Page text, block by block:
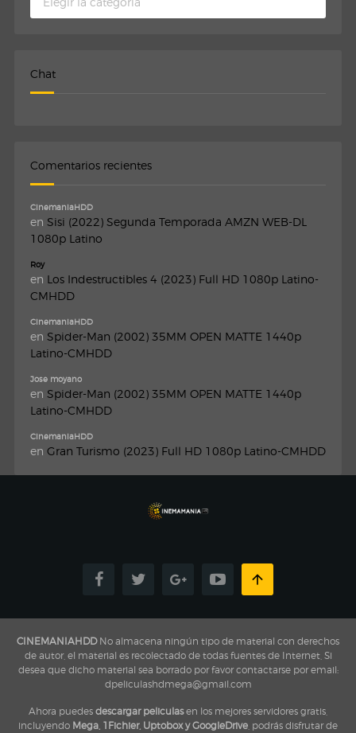
Chat
Comentarios recientes
CinemaniaHDD
en Sisi (2022) Segunda Temporada AMZN WEB-DL
1080p Latino
Roy
en Los Indestructibles 4 (2023) Full HD 1080p Latino-
CMHDD
CinemaniaHDD
en Spider-Man (2002) 35MM OPEN MATTE 1440p
Latino-CMHDD
Jose moyano
en Spider-Man (2002) 35MM OPEN MATTE 1440p
Latino-CMHDD
CinemaniaHDD
en Gran Turismo (2023) Full HD 1080p Latino-CMHDD
CINEMANIAHDDNo almacena ningún tipo de material con derechos
de autor, el material es recolectado de todas fuentes de Internet, Si
desea que dicho material sea borrado por favor contactarse por email:
dpeliculashdmega@gmail.com
Ahora puedes descargar peliculasen los mejores servidores gratis,
incluyendo Mega, 1Fichier, Uptobox y GoogleDrive , podrás disfrutar de